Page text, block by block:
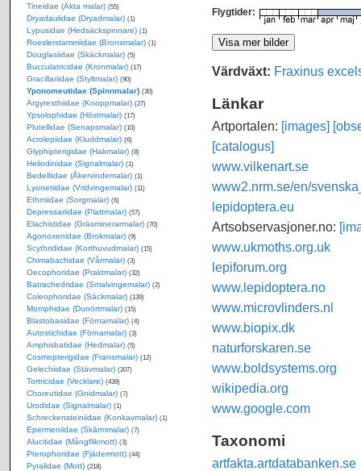
Flygtider:
Värdväxt: Fraxinus
Länkar
Artportalen: [images]
[catalogus]
www.vilkenart.se
www2.nrm.se/en/
lepidoptera.eu
Artsobservasjoner.no:
www.ukmoths.org.uk
lepiforum.org
www.lepidoptera.no
www.microvlinders.nl
www.biopix.dk
naturforskaren.se
www.boldsystems.org
wikipedia.org
www.google.com
Taxonomi
artfakta.artdatabanken.se
Tineidae (Äkta malar) (55)
Dryadaulidae (Dryadmalar) (1)
Lypusidae (Hedsäckspinnare) (1)
Roeslerstammiidae (Bronsmalar) (1)
Douglasiidae (Skäckmalar) (5)
Bucculatricidae (Kronmalar) (17)
Gracillariidae (Styltmalar) (90)
Yponomeutidae (Spinnmalar) (30)
Argyresthiidae (Knoppmalar) (27)
Ypsolophidae (Höstmalar) (17)
Plutellidae (Senapsmalar) (10)
Acrolepiidae (Kluddmalar) (6)
Glyphipterigidae (Hakmalar) (8)
Heliodinidae (Signalmalar) (1)
Bedelliidae (Åkervindemalar) (1)
Lyonetiidae (Vridvingemalar) (11)
Ethmiidae (Sorgmalar) (6)
Depressariidae (Plattmalar) (57)
Elachistidae (Gräsminerarmalar) (70)
Agonoxenidae (Brokmalar) (9)
Scythrididae (Korthuvudmalar) (15)
Chimabachidae (Vårmalar) (3)
Oecophoridae (Praktmalar) (32)
Batrachedridae (Smalvingemalar) (2)
Coleophoridae (Säckmalar) (139)
Momphidae (Dunörtmalar) (15)
Blastobasidae (Förnamalar) (4)
Autostichidae (Förnamalar) (3)
Amphisbatidae (Hedmalar) (5)
Cosmopterigidae (Fransmalar) (12)
Gelechiidae (Stävmalar) (207)
Tortricidae (Vecklare) (439)
Choreutidae (Gnidmalar) (7)
Urodidae (Signalmalar) (1)
Schreckensteiniidae (Konkavmalar) (1)
Epermeniidae (Skärmmalar) (7)
Alucitidae (Mångflikmott) (3)
Pterophoridae (Fjädermott) (44)
Pyralidae (Mott) (218)